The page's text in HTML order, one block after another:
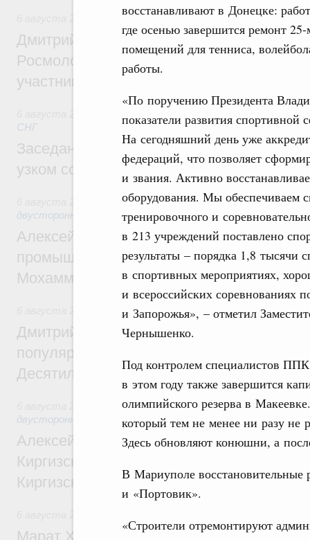
восстанавливают в Донецке:
где осенью завершится ремонт
помещений для тенниса,
работы.
«По поручению Президента
показатели развития
На сегодняшний день уже
федераций, что позволяет
и звания. Активно
оборудования. Мы обеспечиваем
тренировочного и
в 213 учреждений поставлено
результаты – порядка 1,8 тысячи
в спортивных мероприятиях,
и всероссийских соревнованиях
и Запорожья», – отметил
Чернышенко.
Под контролем специалистов
в этом году также завершится
олимпийского резерва в
который тем не менее ни разу не
Здесь обновляют конюшни, а
В Мариуполе восстановительные
и «Портовик».
«Строители отремонтируют
Молодёжная политика
Дмитрий Чернышенко, Сергей Кравцов и
Росмолодёжи Григорий Гуров
участников проекта «Кольцо открытий»
Евразийский экономический союз.
СНГ
Заседание Евразийского
узком составе
Экономические отношения с
двусторонней основе
Алексей Оверчук провёл рабочую
промышленности, недропользования и
Мохаммадом Атабаком
Внутренний и въездной туризм
Дмитрий Чернышенко: Порядка 110
популярного туризма в 35 регионах
Десятилетия науки и технологий
Экономические и гуманитарные
двусторонней основе
Алексей Оверчук принял участие в
Киргизского экономического форума и
Киргизской межрегиональной
Марат Хуснуллин: На двух скоростных